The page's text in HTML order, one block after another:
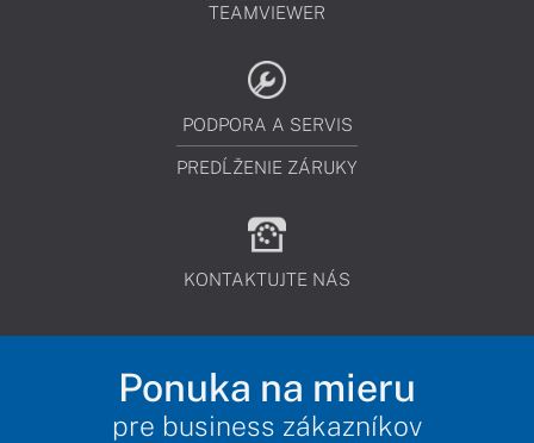
TEAMVIEWER
PODPORA A SERVIS
PREDĹŽENIE ZÁRUKY
KONTAKTUJTE NÁS
Ponuka na mieru
pre business zákazníkov